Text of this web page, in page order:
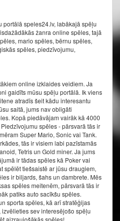
portālā speles24.lv, labākajā spēļu
žanra online spēles, tajā
mario spēles, bērnu spēles,
spēles, piedzīvojumu,
online izklaides veidiem. Ja
gaidīts mūsu spēļu portālā. Ik viens
atradīs šeit kādu interesantu
saitā, jums nav obligāti
Kopā piedāvājam vairāk kā 4000
spēles - pārsvarā tās ir
Super Mario, Sonic vai Tank.
tās ir visiem labi pazīstamās
Tetris un Gold miner. Ja jums
ir tādas spēles kā Poker vai
spēlēt tiešsaistē ar jūsu draugiem,
ir biljards, šahs un dambrete. Mēs
spēles meitenēm, pārsvarā tās ir
patiks auto sacīkšu spēles.
sporta spēles, kā arī stratēģijas
sev interesējošo spēļu
aizraujošākās spēles!